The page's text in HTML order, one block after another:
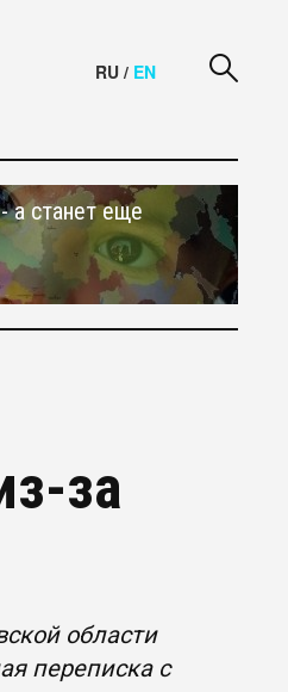
RU / EN
а станет еще
за
области
переписка с